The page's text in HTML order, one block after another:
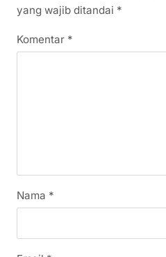
yang wajib ditandai *
Komentar *
Nama *